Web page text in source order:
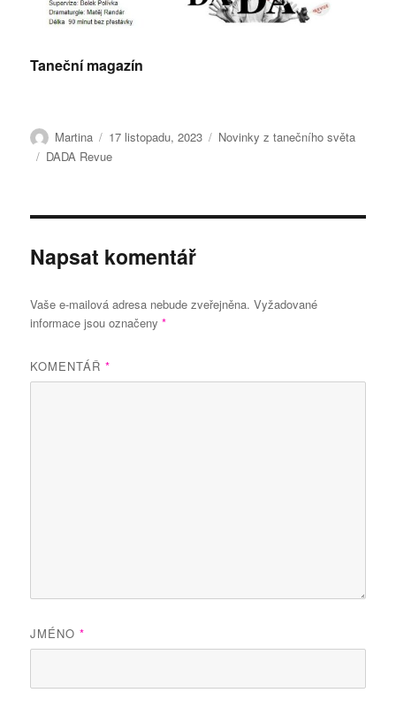
Taneční magazín
Autor:
Martina Publikováno:
17 listopadu, 2023 Rubriky:
Novinky z tanečního světa
Štítky:
DADA Revue
Napsat komentář
Vaše e-mailová adresa nebude zveřejněna. Vyžadované
informace jsou označeny*
KOMENTÁŘ*
JMÉNO*